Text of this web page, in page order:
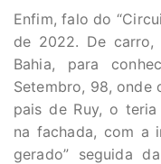
Enfim, falo do
de 2022. De carro,
Bahia, para
Setembro, 98, onde
pais de Ruy, o
na fachada, com a
gerado” seguida